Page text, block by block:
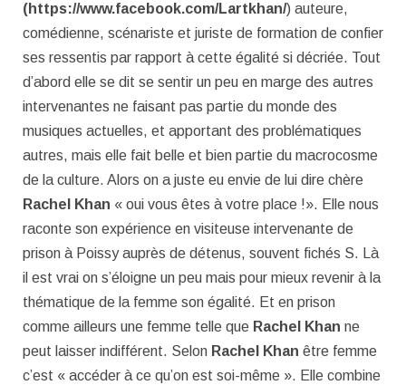
(https://www.facebook.com/Lartkhan/) auteure,
comédienne, scénariste et juriste de formation de confier
ses ressentis par rapport à cette égalité si décriée. Tout
d’abord elle se dit se sentir un peu en marge des autres
intervenantes ne faisant pas partie du monde des
musiques actuelles, et apportant des problématiques
autres, mais elle fait belle et bien partie du macrocosme
de la culture. Alors on a juste eu envie de lui dire chère
Rachel Khan « oui vous êtes à votre place !». Elle nous
raconte son expérience en visiteuse intervenante de
prison à Poissy auprès de détenus, souvent fichés S. Là
il est vrai on s’éloigne un peu mais pour mieux revenir à la
thématique de la femme son égalité. Et en prison
comme ailleurs une femme telle que Rachel Khan ne
peut laisser indifférent. Selon Rachel Khan être femme
c’est « accéder à ce qu’on est soi-même ». Elle combine